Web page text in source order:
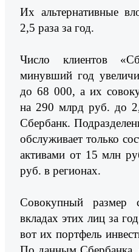
Их альтернативные
2,5 раза за год.
Число клиентов
минувший год
до 68 000, а их
на 290 млрд руб. до
Сбербанк.
обслуживает только
активами от 15 млн
руб. в регионах.
Совокупный размер
вкладах этих лиц за
вот их портфель